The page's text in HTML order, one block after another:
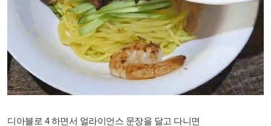
디아블로 4 하면서 얼라이언스 문장을 달고 다니면